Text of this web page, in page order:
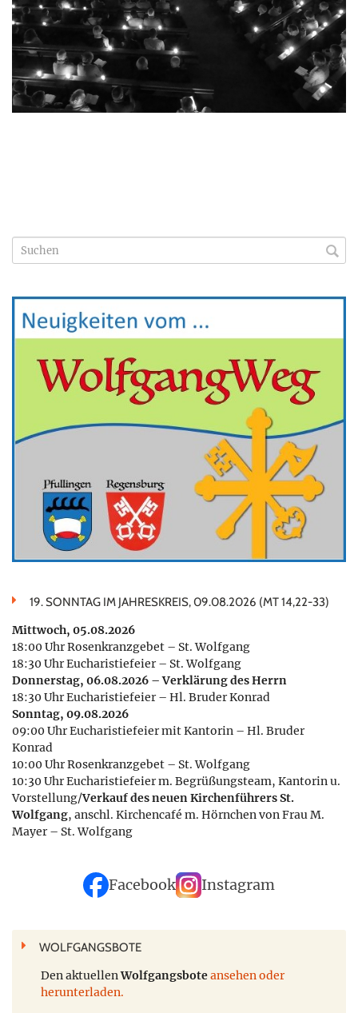
19. SONNTAG IM JAHRESKREIS, 09.08.2026 (MT 14,22-33)
Mittwoch, 05.08.2026
18:00 Uhr Rosenkranzgebet – St. Wolfgang
18:30 Uhr Eucharistiefeier – St. Wolfgang
Donnerstag, 06.08.2026 – Verklärung des Herrn
18:30 Uhr Eucharistiefeier – Hl. Bruder Konrad
Sonntag, 09.08.2026
09:00 Uhr Eucharistiefeier mit Kantorin – Hl. Bruder
Konrad
10:00 Uhr Rosenkranzgebet – St. Wolfgang
10:30 Uhr Eucharistiefeier m. Begrüßungsteam, Kantorin u.
Vorstellung/Verkauf des neuen Kirchenführers St.
Wolfgang, anschl. Kirchencafé m. Hörnchen von Frau M.
Mayer – St. Wolfgang
Facebook Instagram
WOLFGANGSBOTE
Den aktuellenWolfgangsboteansehen oder
herunterladen.